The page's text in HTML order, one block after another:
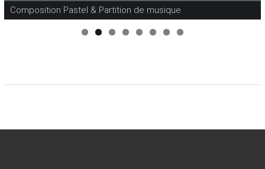
Composition Pastel & Partition de musique